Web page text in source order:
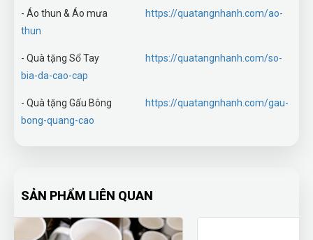
- Áo thun & Áo mưa
https://quatangnhanh.com/ao-
thun
- Quà tặng Sổ Tay
https://quatangnhanh.com/so-
bia-da-cao-cap
- Quà tặng Gấu Bông
https://quatangnhanh.com/gau-
bong-quang-cao
SẢN PHẨM LIÊN QUAN